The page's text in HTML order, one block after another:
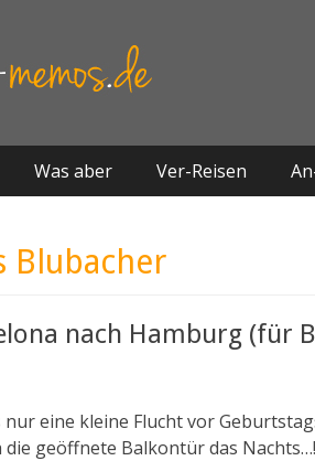
Menü
Was aber Ver-Reisen
Blubacher
nach Hamburg (für
nur eine kleine Flucht vor
die geöffnete Balkontür das